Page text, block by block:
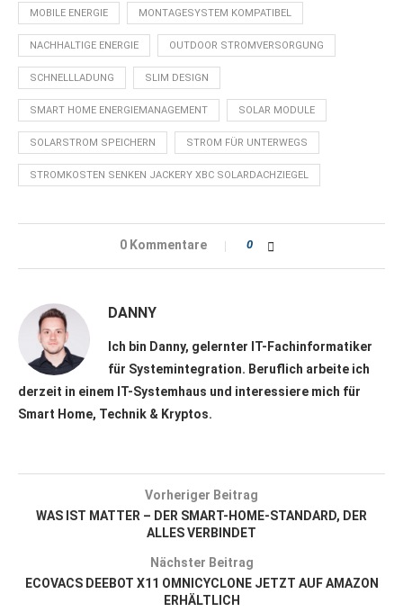
MOBILE ENERGIE MONTAGESYSTEM KOMPATIBEL
NACHHALTIGE ENERGIE OUTDOOR STROMVERSORGUNG
SCHNELLLADUNG SLIM DESIGN
SMART HOME ENERGIEMANAGEMENT SOLAR MODULE
SOLARSTROM SPEICHERN STROM FÜR UNTERWEGS
STROMKOSTEN SENKEN JACKERY XBC SOLARDACHZIEGEL
0 Kommentare 0
DANNY
Ich bin Danny, gelernter IT-Fachinformatiker
für Systemintegration. Beruflich arbeite ich
derzeit in einem IT-Systemhaus und interessiere mich für
Smart Home, Technik & Kryptos.
Vorheriger Beitrag
WAS IST MATTER – DER SMART-HOME-STANDARD, DER
ALLES VERBINDET
Nächster Beitrag
ECOVACS DEEBOT X11 OMNICYCLONE JETZT AUF AMAZON
ERHÄLTLICH